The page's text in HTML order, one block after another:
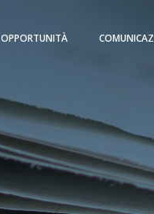
OPPORTUNITÀ